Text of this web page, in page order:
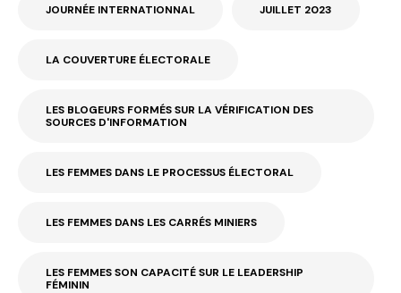
JOURNÉE INTERNATIONNAL JUILLET 2023
LA COUVERTURE ÉLECTORALE
LES BLOGEURS FORMÉS SUR LA VÉRIFICATION DES
SOURCES D'INFORMATION
LES FEMMES DANS LE PROCESSUS ÉLECTORAL
LES FEMMES DANS LES CARRÉS MINIERS
LES FEMMES SON CAPACITÉ SUR LE LEADERSHIP
FÉMININ